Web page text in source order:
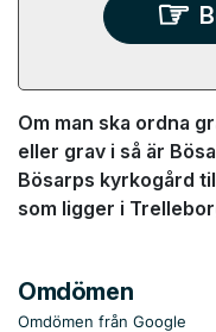
Om man ska ordna
eller grav i så är
Bösarps kyrkogård
som ligger i
Omdömen
Omdömen från Google